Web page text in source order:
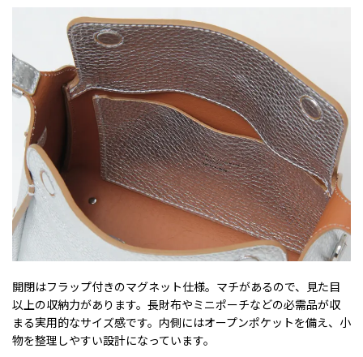
開閉はフラップ付きのマグネット仕様。マチがあるので、見た目
以上の収納力があります。長財布やミニポーチなどの必需品が収
まる実用的なサイズ感です。内側にはオープンポケットを備え、小
物を整理しやすい設計になっています。